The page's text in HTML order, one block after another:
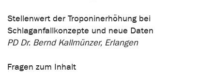
Stellenwert der Troponinerhöhung bei
Schlaganfallkonzepte und neue Daten
PD Dr. Bernd Kallmünzer, Erlangen
Fragen zum Inhalt